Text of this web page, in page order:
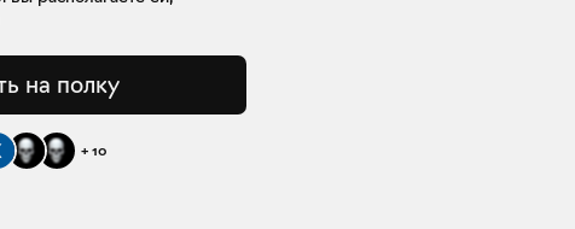
на полку
+ 10